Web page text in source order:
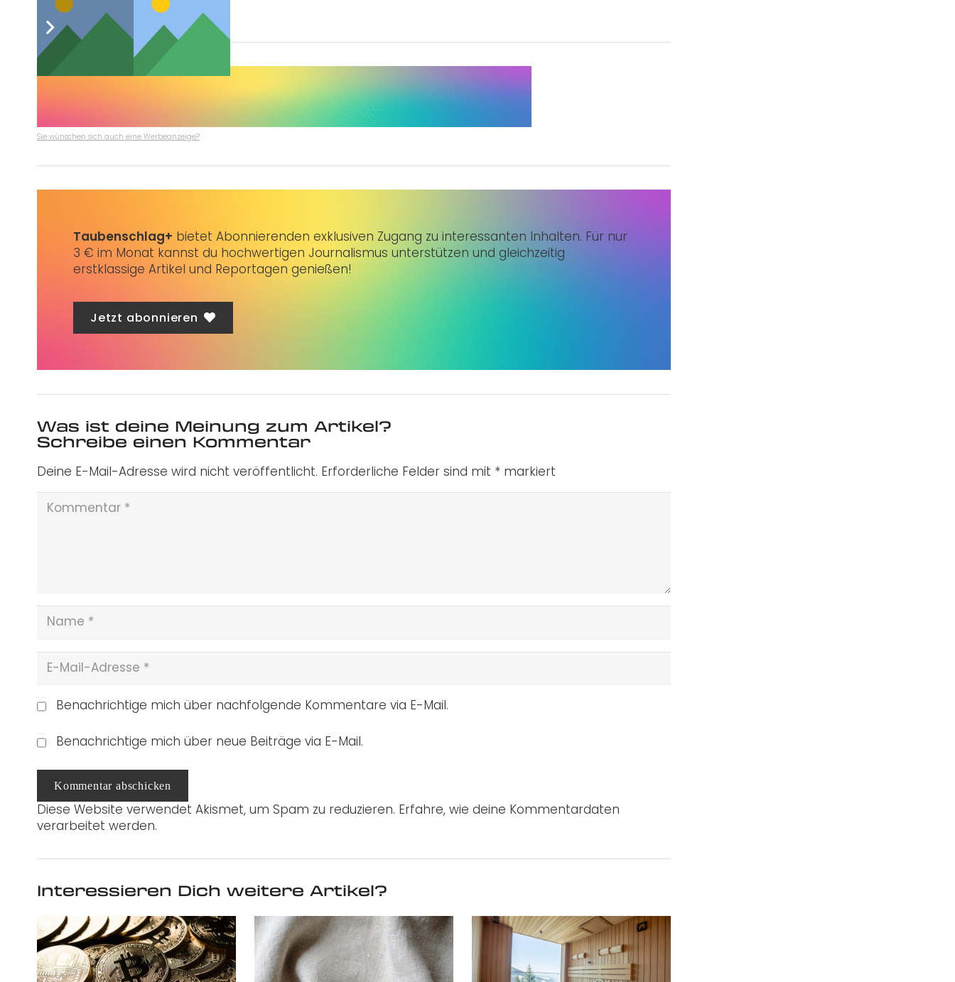
Post Views:
Sie wünschen sich auch eine Werbeanzeige?
Taubenschlag+ bietet Abonnierenden exklusiven Zugang zu interessanten Inhalten. Für nur
3 € im Monat kannst du hochwertigen Journalismus unterstützen und gleichzeitig
erstklassige Artikel und Reportagen genießen!
Jetzt abonnieren
Was ist deine Meinung zum Artikel?
Schreibe einen Kommentar
Deine E-Mail-Adresse wird nicht veröffentlicht. Erforderliche Felder sind mit * markiert
Benachrichtige mich über nachfolgende Kommentare via E-Mail.
Benachrichtige mich über neue Beiträge via E-Mail.
Kommentar abschicken
Diese Website verwendet Akismet, um Spam zu reduzieren. Erfahre, wie deine Kommentardaten
verarbeitet werden.
Interessieren Dich weitere Artikel?